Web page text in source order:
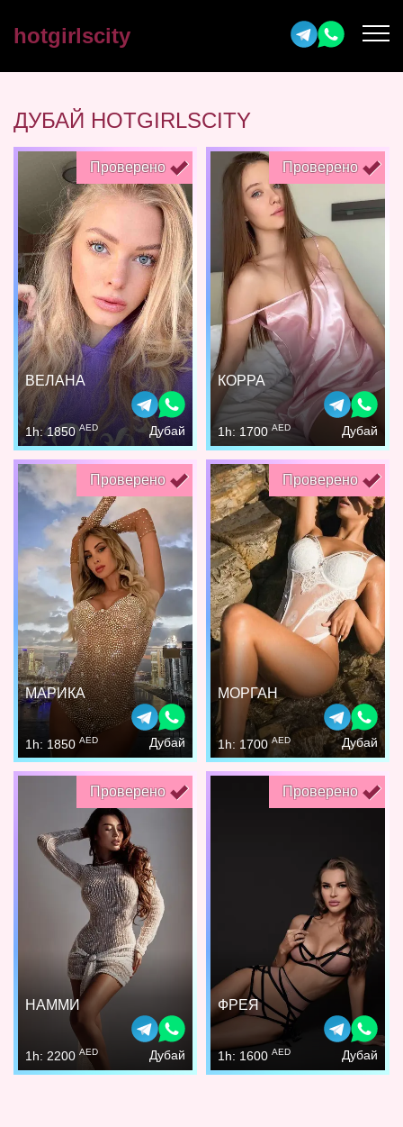
hotgirlscity
ДУБАЙ HOTGIRLSCITY
Проверено
ВЕЛАНА
1h: 1850AED Дубай
Проверено
КОРРА
1h: 1700 AED Дубай
Проверено
МАРИКА
1h: 1850 AED Дубай
Проверено
МОРГАН
1h: 1700 AED Дубай
Проверено
НАММИ
1h: 2200 AED Дубай
Проверено
ФРЕЯ
1h: 1600 AED Дубай